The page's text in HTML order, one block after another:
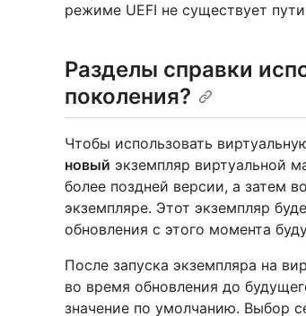
режиме UEFI не существует
Разделы справки
поколения?
Чтобы использовать
новый экземпляр виртуальной
более поздней версии, а затем
экземпляре. Этот экземпляр
обновления с этого момента
После запуска экземпляра на
во время обновления до
значение по умолчанию. Выбор